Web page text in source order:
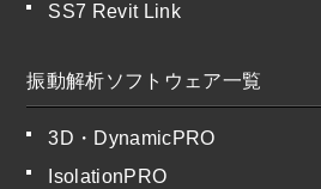
SS7 Revit Link
振動解析ソフトウェア一覧
3D・DynamicPRO
IsolationPRO